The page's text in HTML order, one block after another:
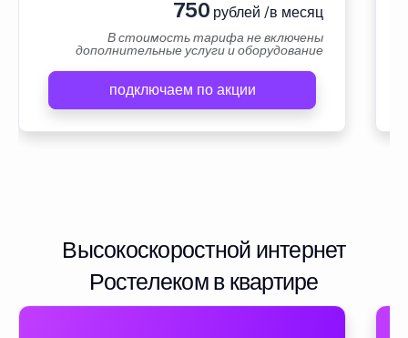
750 рублей /в месяц
В стоимость тарифа не включены
дополнительные услуги и оборудование
подключаем по акции
Высокоскоростной интернет
Ростелеком в квартире